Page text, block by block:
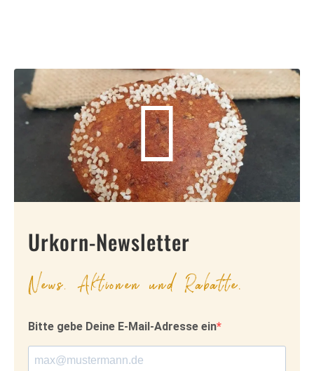
Urkorn-Newsletter
News, Aktionen und Rabatte.
Bitte gebe Deine E-Mail-Adresse ein